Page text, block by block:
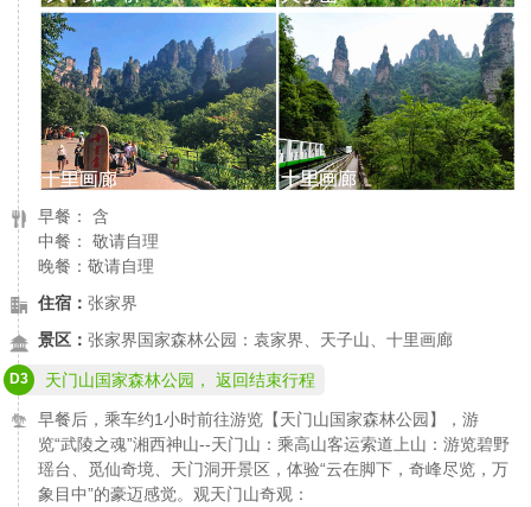
早餐： 含
中餐： 敬请自理
晚餐：敬请自理
住宿： 张家界
景区： 张家界国家森林公园：袁家界、天子山、十里画廊
D3 天门山国家森林公园， 返回结束行程
早餐后，乘车约1小时前往游览【天门山国家森林公园】，游
览“武陵之魂”湘西神山--天门山：乘高山客运索道上山：游览碧野
瑶台、觅仙奇境、天门洞开景区，体验“云在脚下，奇峰尽览，万
象目中”的豪迈感觉。观天门山奇观：